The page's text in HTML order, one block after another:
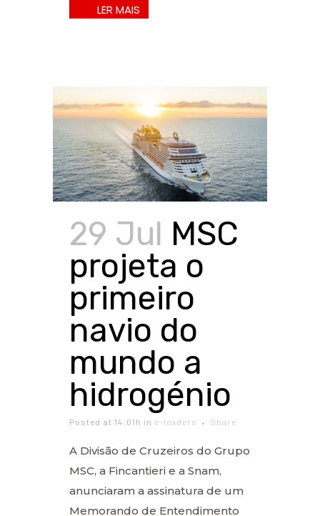
29 Jul MSC
projeta o
primeiro
navio do
mundo a
hidrogénio
Posted at 14:01h in e-leaders Share
A Divisão de Cruzeiros do Grupo
MSC, a Fincantieri e a Snam,
anunciaram a assinatura de um
Memorando de Entendimento